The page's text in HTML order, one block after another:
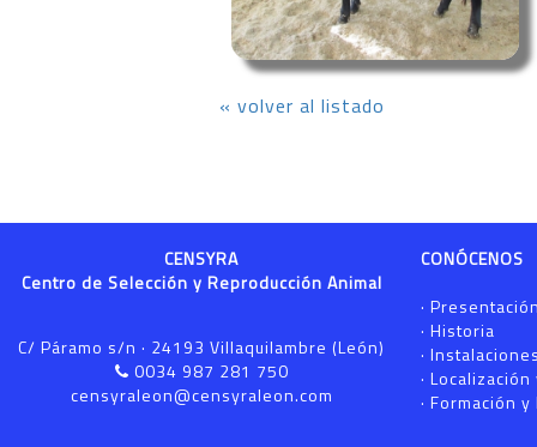
« volver al listado
CENSYRA
Centro de Selección y Reproducción Animal
C/ Páramo s/n · 24193 Villaquilambre (León)
0034 987 281 750
censyraleon@censyraleon.com
CONÓCENOS
· Presentación
· Historia
· Instalaciones
· Localización
· Formación y